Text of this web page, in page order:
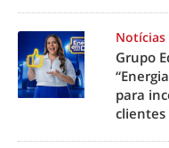
Notícias
Grupo
para
clientes